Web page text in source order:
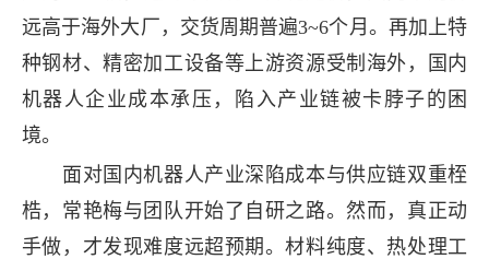
远高于海外大厂，交货周期普遍3~6个月。再加上特
种钢材、精密加工设备等上游资源受制海外，国内
机器人企业成本承压，陷入产业链被卡脖子的困
境。
面对国内机器人产业深陷成本与供应链双重桎
梏，常艳梅与团队开始了自研之路。然而，真正动
手做，才发现难度远超预期。材料纯度、热处理工